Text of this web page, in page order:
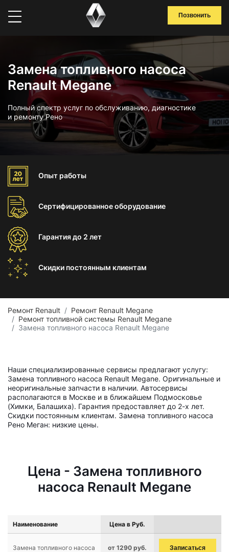
Позвонить
Замена топливного насоса
Renault Megane
Полный спектр услуг по обслуживанию, диагностике
и ремонту Рено
Опыт работы
Сертифицированноеоборудование
Гарантиядо 2 лет
Скидки постоянным клиентам
Ремонт Renault
Ремонт Renault Megane
Ремонт топливной системы Renault Megane
Замена топливного насоса Renault Megane
Наши специализированные сервисы предлагают услугу:
Замена топливного насоса Renault Megane. Оригинальные и
неоригинальные запчасти в наличии. Автосервисы
располагаются в Москве и в ближайшем Подмосковье
(Химки, Балашиха). Гарантия предоставляет до 2-х лет.
Скидки постоянным клиентам. Замена топливного насоса
Рено Меган: низкие цены.
Цена - Замена топливного
насоса Renault Megane
Наименование Цена в Руб.
Замена топливного насоса от 1290 руб. Записаться